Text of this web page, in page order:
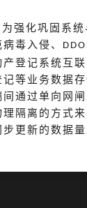
为强化巩固系
病毒入侵、
产登记系统互
记等业务数据
间通过单向网
理隔离的方式
步更新的数据